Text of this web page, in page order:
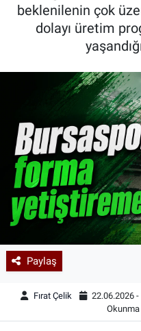
beklenilenin çok
dolayı üretim
Paylaş
Fırat Çelik 22.06.2026 -
Kadın & Aile
Kültür & Sanat
Sağlık
Siyaset
Teknoloji
Yazarlar
Astroloji-Rüya